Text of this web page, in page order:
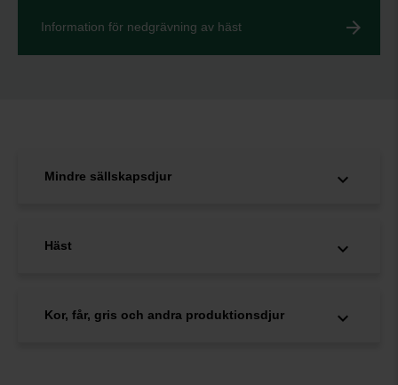
Information för nedgrävning av häst
Mindre sällskapsdjur
Häst
Kor, får, gris och andra produktionsdjur